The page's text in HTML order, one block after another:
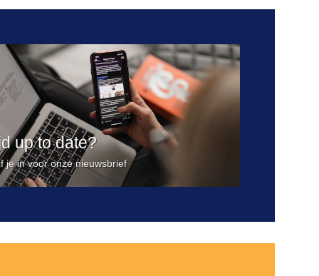
up to date?
je in voor onze nieuwsbrief